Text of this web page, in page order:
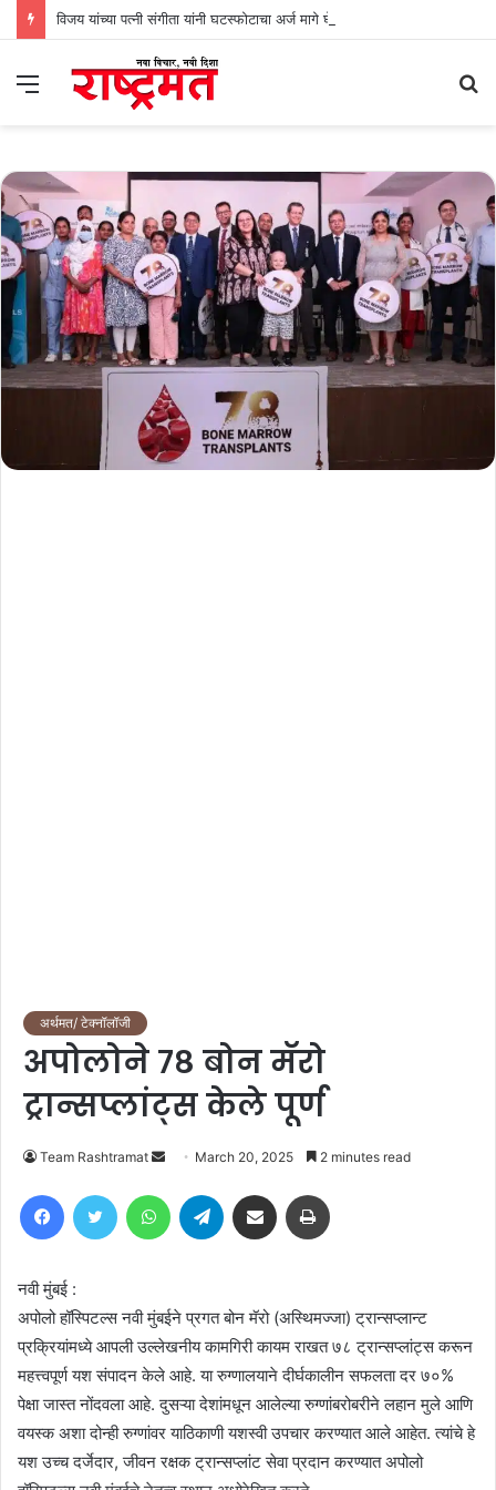
विजय यांच्या पत्नी संगीता यांनी घटस्फोटाचा अर्ज मागे घेतला
Menu
अर्थमत/ टेक्नॉलॉजी
अपोलोने ७८ बोन मॅरो
ट्रान्सप्लांट्स केले पूर्ण
Team Rashtramat
Send
email
March 20, 2025 2 minutes read
FacebookTwitter WhatsAppTelegram Share via Email
नवी मुंबई :
अपोलो हॉस्पिटल्स नवी मुंबईने प्रगत बोन मॅरो (अस्थिमज्जा) ट्रान्सप्लान्ट
प्रक्रियांमध्ये आपली उल्लेखनीय कामगिरी कायम राखत ७८ ट्रान्सप्लांट्स करून
महत्त्वपूर्ण यश संपादन केले आहे. या रुग्णालयाने दीर्घकालीन सफलता दर ७०%
पेक्षा जास्त नोंदवला आहे. दुसऱ्या देशांमधून आलेल्या रुग्णांबरोबरीने लहान मुले आणि
वयस्क अशा दोन्ही रुग्णांवर याठिकाणी यशस्वी उपचार करण्यात आले आहेत. त्यांचे हे
यश उच्च दर्जेदार, जीवन रक्षक ट्रान्सप्लांट सेवा प्रदान करण्यात अपोलो